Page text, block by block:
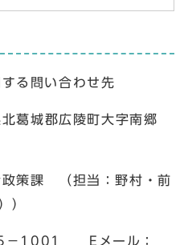
る問い合わせ先
城郡広陵町大字南郷
策課 （担当：野村・前
）
－1001 Eメール：